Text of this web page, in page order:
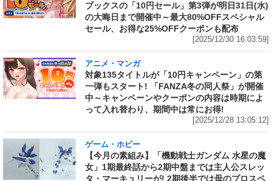
ブックスの「10円セール」第3弾が明日31日(水)
の大晦日まで開催中～最大80%OFFスペシャル
セール、お得な25%OFFクーポンも配布
[2025/12/30 16:03:59]
アニメ・マンガ
対象135タイトルが「10円キャンペーン」の第
一弾もスタート! 「FANZA冬の同人祭」が開催
中～キャンペーンやクーポンの内容は時期によ
って入れ替わり、期間中は常にお得!
[2025/12/28 13:05:12]
ゲーム・ホビー
【今月の素組み】「機動戦士ガンダム 水星の魔
女」1期最終話から2期中盤までは主人公スレッ
タ・マーキュリーが! 2期後半では母のプロスペ